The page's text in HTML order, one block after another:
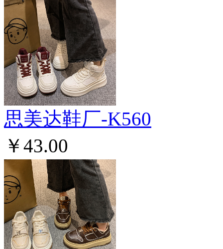
思美达鞋厂-K560
￥43.00